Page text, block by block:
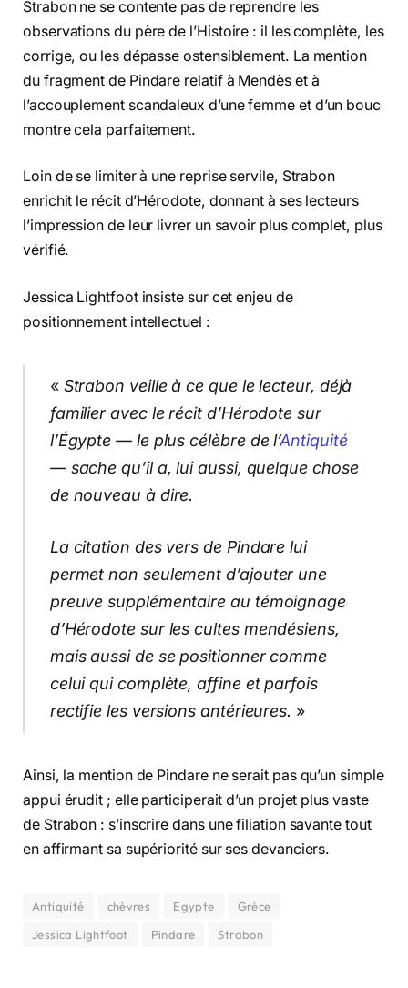
Strabon ne se contente pas de reprendre les
observations du père de l’Histoire : il les complète, les
corrige, ou les dépasse ostensiblement. La mention
du fragment de Pindare relatif à Mendès et à
l’accouplement scandaleux d’une femme et d’un bouc
montre cela parfaitement.
Loin de se limiter à une reprise servile, Strabon
enrichit le récit d’Hérodote, donnant à ses lecteurs
l’impression de leur livrer un savoir plus complet, plus
vérifié.
Jessica Lightfoot insiste sur cet enjeu de
positionnement intellectuel :
«Strabon veille à ce que le lecteur, déjà
familier avec le récit d’Hérodote sur
l’Égypte — le plus célèbre de l’Antiquité
— sache qu’il a, lui aussi, quelque chose
de nouveau à dire.
La citation des vers de Pindare lui
permet non seulement d’ajouter une
preuve supplémentaire au témoignage
d’Hérodote sur les cultes mendésiens,
mais aussi de se positionner comme
celui qui complète, affine et parfois
rectifie les versions antérieures. »
Ainsi, la mention de Pindare ne serait pas qu’un simple
appui érudit ; elle participerait d’un projet plus vaste
de Strabon : s’inscrire dans une filiation savante tout
en affirmant sa supériorité sur ses devanciers.
Antiquité chèvres Egypte
Grèce
Jessica Lightfoot
Pindare Strabon